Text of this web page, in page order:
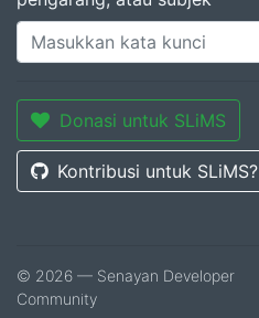
Donasi untuk SLiMS
Kontribusi untuk SLiMS?
© 2026 — Senayan Developer
Community